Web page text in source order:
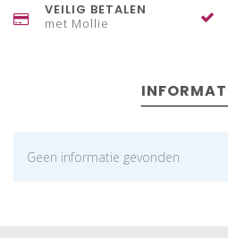
VEILIG BETALEN
met Mollie
Geen informatie gevonden